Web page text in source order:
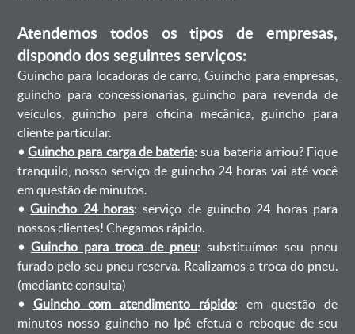
Atendemos todos os tipos de empresas,
dispondo dos seguintes serviços:
Guincho para locadoras de carro, Guincho para empresas,
guincho para concessionarias, guincho para revenda de
veículos, guincho para oficina mecânica, guincho para
cliente particular.
•Guincho para carga de bateria: sua bateria arriou? Fique
tranquilo, nosso serviço de guincho 24 horas vai até você
em questão de minutos.
•Guincho 24 horas: serviço de guincho 24 horas para
nossos clientes! Chegamos rápido.
• Guincho para troca de pneu: substituímos seu pneu
furado pelo seu pneu reserva. Realizamos a troca do pneu.
(mediante consulta)
• Guincho com atendimento rápido: em questão de
minutos nosso guincho no Ipê efetua o reboque de seu